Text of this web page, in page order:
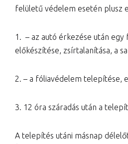
felületű védelem esetén plusz
1. – az autó érkezése után egy
előkészítése, zsírtalanítása, a
2. – a fóliavédelem telepítése,
3. 12 óra száradás után a
A telepítés utáni másnap